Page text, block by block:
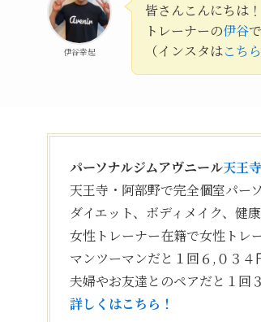
伊谷幸起
皆さんこんにちは！
トレーナーの伊谷
（インスタはこちら
パーソナルジムアヴニール天王
天王寺・阿部野で完全個室パー
ダイエット、ボディメイク、健
女性トレーナー在籍で女性トレ
マンツーマンだと１回６,０３４
夫婦やお友達とのペアだと１回
詳しくはこちら！